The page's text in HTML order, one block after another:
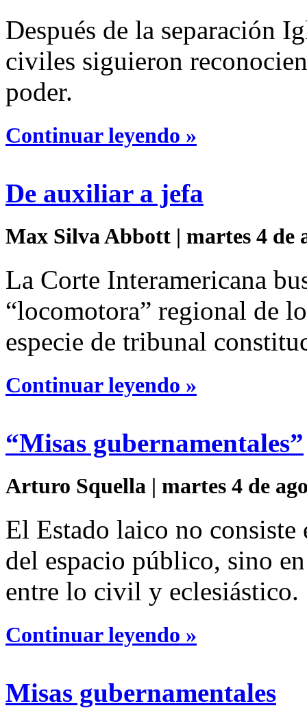
Después de la separación
civiles siguieron
poder.
Continuar leyendo »
De auxiliar a jefa
Max Silva Abbott | martes 4 de
La Corte Interamericana
“locomotora” regional de
especie de tribunal
Continuar leyendo »
“Misas gubernamentales”
Arturo Squella | martes 4 de
El Estado laico no
del espacio público, sino
entre lo civil y eclesiástico.
Continuar leyendo »
Misas gubernamentales